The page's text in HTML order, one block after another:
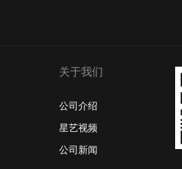
关于我们
公司介绍
星艺视频
公司新闻